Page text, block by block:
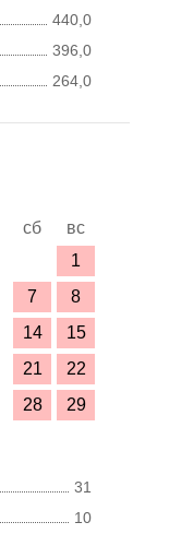
440,0
396,0
264,0
сб
вс
1
7
8
14
15
21
22
28
29
31
10